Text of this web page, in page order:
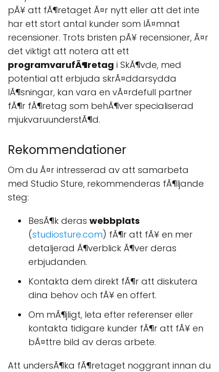
pÃ¥ att fÃ¶retaget Ã¤r nytt eller att det inte
har ett stort antal kunder som lÃ¤mnat
recensioner. Trots bristen pÃ¥ recensioner, Ã¤r
det viktigt att notera att ett
programvarufÃ¶retag i SkÃ¶vde, med
potential att erbjuda skrÃ¤ddarsydda
lÃ¶sningar, kan vara en vÃ¤rdefull partner
fÃ¶r fÃ¶retag som behÃ¶ver specialiserad
mjukvaruunderstÃ¶d.
Rekommendationer
Om du Ã¤r intresserad av att samarbeta
med Studio Sture, rekommenderas fÃ¶ljande
steg:
BesÃ¶k deras webbplats
(studiosture.com) fÃ¶r att fÃ¥ en mer
detaljerad Ã¶verblick Ã¶ver deras
erbjudanden.
Kontakta dem direkt fÃ¶r att diskutera
dina behov och fÃ¥ en offert.
Om mÃ¶jligt, leta efter referenser eller
kontakta tidigare kunder fÃ¶r att fÃ¥ en
bÃ¤ttre bild av deras arbete.
Att undersÃ¶ka fÃ¶retaget noggrant innan du